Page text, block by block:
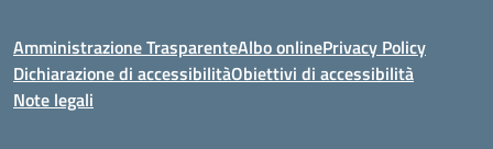
Amministrazione TrasparenteAlbo onlinePrivacy Policy
Dichiarazione di accessibilitàObiettivi di accessibilità
Note legali